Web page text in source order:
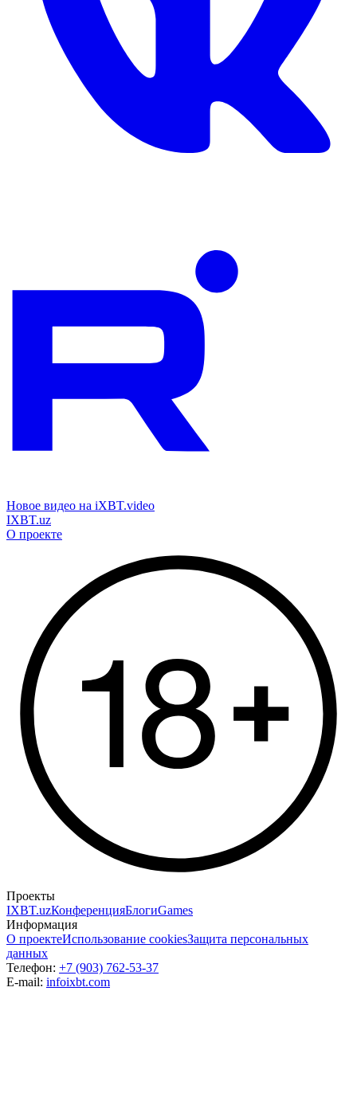
Новое видео на iXBT.video
IXBT.uz
О проекте
Проекты
IXBT.uzКонференцияБлогиGames
Информация
О проектеИспользование cookiesЗащита персональных
данных
Телефон: +7 (903) 762-53-37
E-mail: infoixbt.com